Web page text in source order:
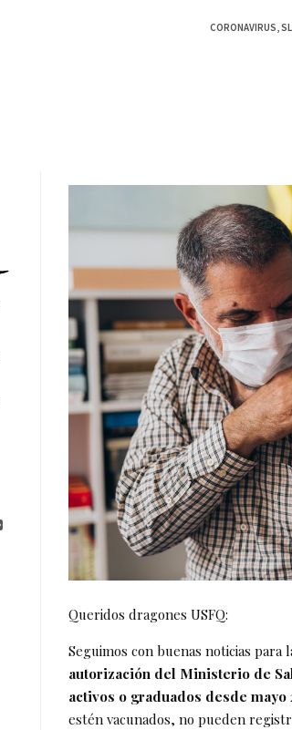
CORONAVIRUS
Queridos dragones USFQ:
Seguimos con buenas noticias para
autorización del Ministerio de
activos o graduados desde mayo
estén vacunados, no pueden